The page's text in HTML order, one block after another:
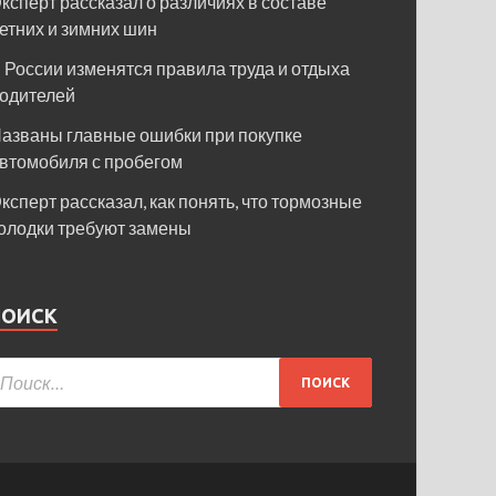
и зимних шин
России изменятся правила труда и отдыха
главные ошибки при покупке
с пробегом
рассказал, как понять, что тормозные
требуют замены